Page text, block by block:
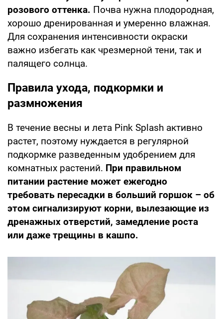
розового оттенка. Почва нужна плодородная,
хорошо дренированная и умеренно влажная.
Для сохранения интенсивности окраски
важно избегать как чрезмерной тени, так и
палящего солнца.
Правила ухода, подкормки и
размножения
В течение весны и лета Pink Splash активно
растет, поэтому нуждается в регулярной
подкормке разведенным удобрением для
комнатных растений. При правильном
питании растение может ежегодно
требовать пересадки в больший горшок – об
этом сигнализируют корни, вылезающие из
дренажных отверстий, замедление роста
или даже трещины в кашпо.